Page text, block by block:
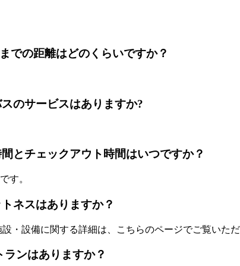
での距離はどのくらいですか？
のサービスはありますか?
とチェックアウト時間はいつですか？
す。
ネスはありますか？
・設備に関する詳細は、こちらのページでご覧いた
ンはありますか？